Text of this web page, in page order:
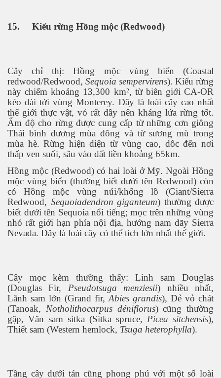
15. Kiểu rừng Hồng mộc (Redwood)
Cây chỉ thị: Hồng mộc vùng biển (Coastal
redwood/Redwood, Sequoia sempervirens). Kiểu rừng
này chiếm khoảng 13,300 km², từ biên giới CA-OR
kéo dài tới vùng Monterey. Đây là loài cây cao nhất
thế giới thực vật, vỏ rất dầy nên kháng lửa rừng tốt.
Ẩm độ cho rừng được cung cấp từ những cơn giông
Thái bình dương mùa đông và từ sương mù trong
mùa hè. Rừng hiện diện từ vùng cao, dốc đến nơi
thấp ven suối, sâu vào đất liền khoảng 65km.
Hồng mộc (Redwood) có hai loài ở Mỹ. Ngoài Hồng
mộc vùng biển (thường biết dưới tên Redwood) còn
có Hồng mộc vùng núi/khổng lồ (Giant/Sierra
Redwood, Sequoiadendron giganteum) thường được
biết dưới tên Sequoia nổi tiếng; mọc trên những vùng
nhỏ rất giới hạn phía nội địa, hướng nam dãy Sierra
Nevada. Đây là loài cây có thể tích lớn nhất thế giới.
Cây mọc kèm thường thấy: Linh sam Douglas
(Douglas Fir, Pseudotsuga menziesii) nhiều nhất,
Lãnh sam lớn (Grand fir, Abies grandis), Dẻ vỏ chát
(Tanoak, Notholithocarpus déniflorus) cũng thường
gặp, Vân sam sitka (Sitka spruce, Picea sitchensis),
Thiết sam (Western hemlock, Tsuga heterophylla).
Tầng cây dưới tán cũng phong phú với một số loài